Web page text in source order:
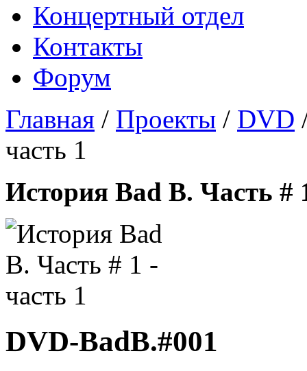
Концертный отдел
Контакты
Форум
Главная / Проекты / DVD
часть 1
История Bad B. Часть #
DVD-BadB.#001